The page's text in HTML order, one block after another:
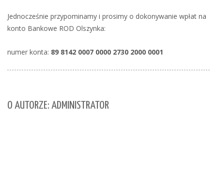
Jednocześnie przypominamy i prosimy o dokonywanie wpłat na
konto Bankowe ROD Olszynka:
numer konta: 89 8142 0007 0000 2730 2000 0001
O AUTORZE: ADMINISTRATOR